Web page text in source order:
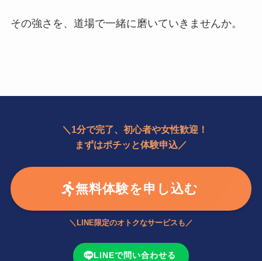
その強さを、道場で一緒に磨いていきませんか。
＼1分で完了、初心者や女性歓迎！
まずはポチッと体験申込／
無料体験を申し込む
＼LINE限定のオトクなサービスも／
LINEで問い合わせる